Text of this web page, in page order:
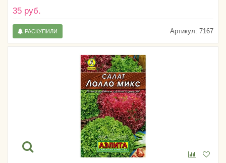
35 руб.
Артикул: 7167
РАСКУПИЛИ